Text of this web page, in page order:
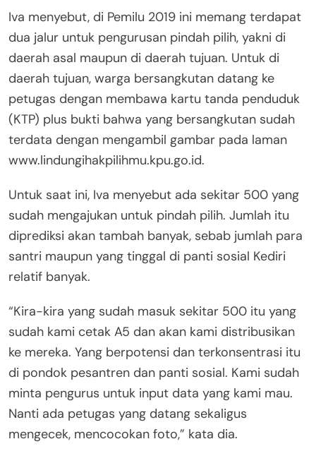
Iva menyebut, di Pemilu 2019 ini memang terdapat
dua jalur untuk pengurusan pindah pilih, yakni di
daerah asal maupun di daerah tujuan. Untuk di
daerah tujuan, warga bersangkutan datang ke
petugas dengan membawa kartu tanda penduduk
(KTP) plus bukti bahwa yang bersangkutan sudah
terdata dengan mengambil gambar pada laman
www.lindungihakpilihmu.kpu.go.id.
Untuk saat ini, Iva menyebut ada sekitar 500 yang
sudah mengajukan untuk pindah pilih. Jumlah itu
diprediksi akan tambah banyak, sebab jumlah para
santri maupun yang tinggal di panti sosial Kediri
relatif banyak.
“Kira-kira yang sudah masuk sekitar 500 itu yang
sudah kami cetak A5 dan akan kami distribusikan
ke mereka. Yang berpotensi dan terkonsentrasi itu
di pondok pesantren dan panti sosial. Kami sudah
minta pengurus untuk input data yang kami mau.
Nanti ada petugas yang datang sekaligus
mengecek, mencocokan foto,” kata dia.